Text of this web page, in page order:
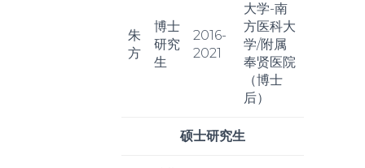
朱
方
博士
研究
生
2016-
2021
大学-南
方医科大
学/附属
奉贤医院
（博士
后）
硕士研究生